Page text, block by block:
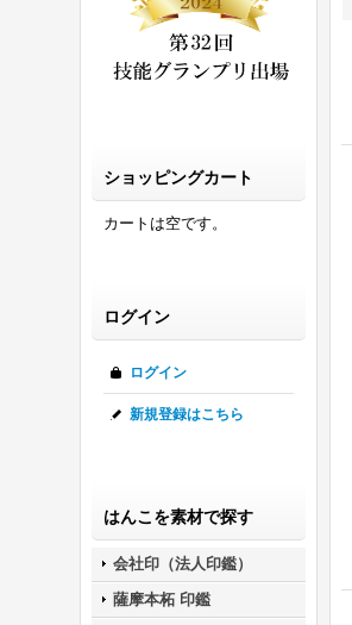
ショッピングカート
カートは空です。
ログイン
ログイン
新規登録はこちら
はんこを素材で探す
会社印（法人印鑑）
薩摩本柘 印鑑